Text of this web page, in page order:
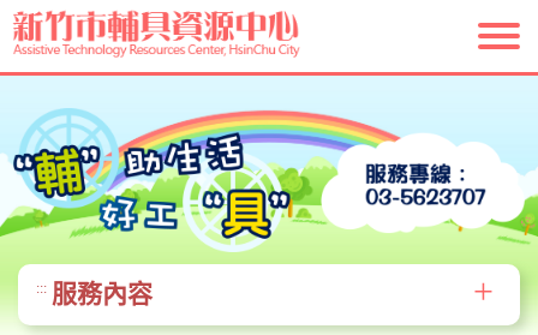
跳
到
主
要
內
塊
::: 服務內容 +